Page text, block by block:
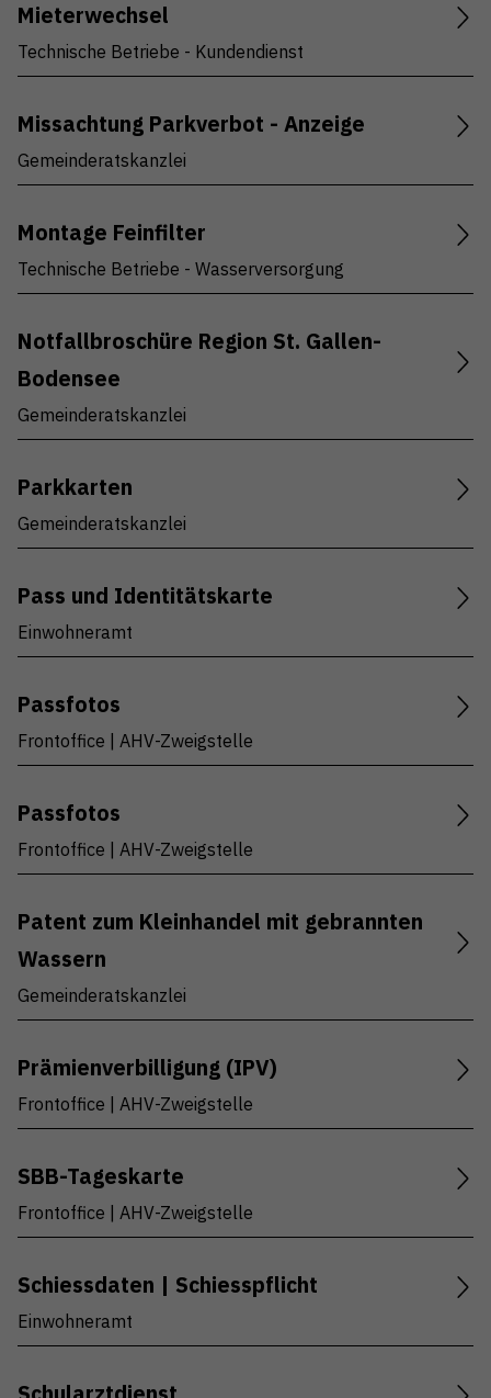
Mieterwechsel
Technische Betriebe - Kundendienst
Missachtung Parkverbot - Anzeige
Gemeinderatskanzlei
Montage Feinfilter
Technische Betriebe - Wasserversorgung
Notfallbroschüre Region St. Gallen-
Bodensee
Gemeinderatskanzlei
Parkkarten
Gemeinderatskanzlei
Pass und Identitätskarte
Einwohneramt
Passfotos
Frontoffice | AHV-Zweigstelle
Passfotos
Frontoffice | AHV-Zweigstelle
Patent zum Kleinhandel mit gebrannten
Wassern
Gemeinderatskanzlei
Prämienverbilligung (IPV)
Frontoffice | AHV-Zweigstelle
SBB-Tageskarte
Frontoffice | AHV-Zweigstelle
Schiessdaten | Schiesspflicht
Einwohneramt